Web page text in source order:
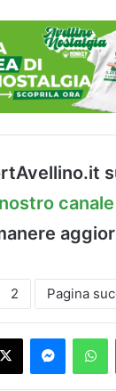
nostro
2 Pagina
X